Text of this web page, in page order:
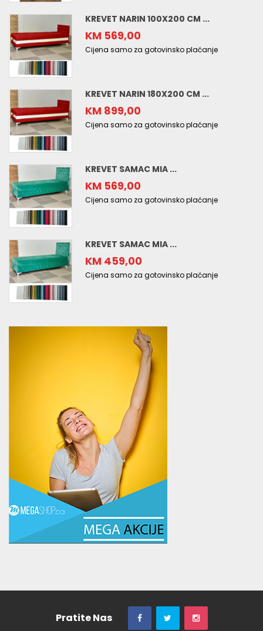
KREVET NARIN 100X200 CM ...
KM 569,00
Cijena samo za gotovinsko plaćanje
KREVET NARIN 180X200 CM ...
KM 899,00
Cijena samo za gotovinsko plaćanje
KREVET SAMAC MIA ...
KM 569,00
Cijena samo za gotovinsko plaćanje
KREVET SAMAC MIA ...
KM 459,00
Cijena samo za gotovinsko plaćanje
Pratite Nas